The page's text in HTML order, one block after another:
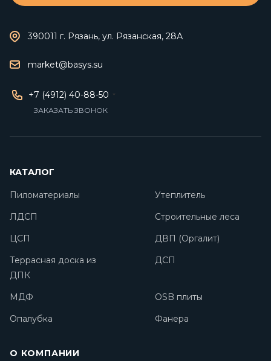
390011 г. Рязань, ул. Рязанская, 28А
market@basys.su
+7 (4912) 40-88-50
ЗАКАЗАТЬ ЗВОНОК
КАТАЛОГ
Пиломатериалы
Утеплитель
ЛДСП
Строительные леса
ЦСП
ДВП (Оргалит)
Террасная доска из
ДПК
ДСП
МДФ
OSB плиты
Опалубка
Фанера
О КОМПАНИИ